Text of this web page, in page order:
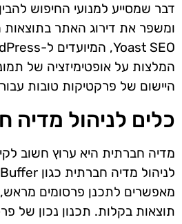
דבר שמסייע למנועי החיפוש
ומשפר את דירוג האתר בתוצאות
המלצות על אופטימיזציה של
היישום של פרקטיקות טובות עבור SEO טכני.
כלים לניהול מדיה
מדיה חברתית היא ערוץ חשוב
מאפשרים לתכנן פרסומים מראש,
תוצאות בקלות. תכנון נכון של